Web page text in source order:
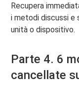
Recupera
i metodi discussi e
unità o dispositivo.
Parte 4. 6
cancellate